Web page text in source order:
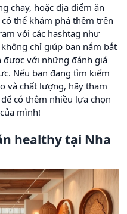
chay, hoặc địa điểm ăn
thể khám phá thêm trên
với các hashtag như
chỉ giúp bạn nắm bắt
được với những đánh giá
Nếu bạn đang tìm kiếm
và chất lượng, hãy tham
để có thêm nhiều lựa chọn
mình!
healthy tại Nha